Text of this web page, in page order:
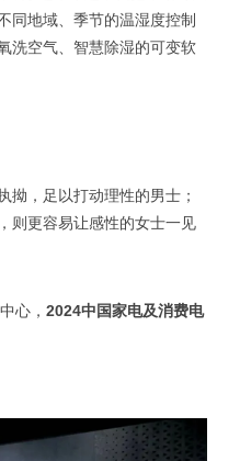
同地域、季节的温湿度控制
洗空气、智慧除湿的可变软
拗，足以打动理性的男士；
则更容易让感性的女士一见
心， 2024中国家电及消费电